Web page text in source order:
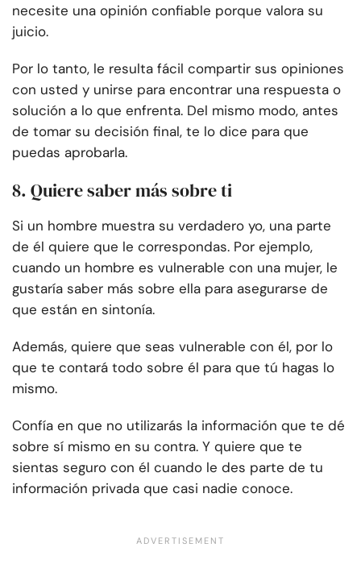
necesite una opinión confiable porque valora su
juicio.
Por lo tanto, le resulta fácil compartir sus opiniones
con usted y unirse para encontrar una respuesta o
solución a lo que enfrenta. Del mismo modo, antes
de tomar su decisión final, te lo dice para que
puedas aprobarla.
8. Quiere saber más sobre ti
Si un hombre muestra su verdadero yo, una parte
de él quiere que le correspondas. Por ejemplo,
cuando un hombre es vulnerable con una mujer, le
gustaría saber más sobre ella para asegurarse de
que están en sintonía.
Además, quiere que seas vulnerable con él, por lo
que te contará todo sobre él para que tú hagas lo
mismo.
Confía en que no utilizarás la información que te dé
sobre sí mismo en su contra. Y quiere que te
sientas seguro con él cuando le des parte de tu
información privada que casi nadie conoce.